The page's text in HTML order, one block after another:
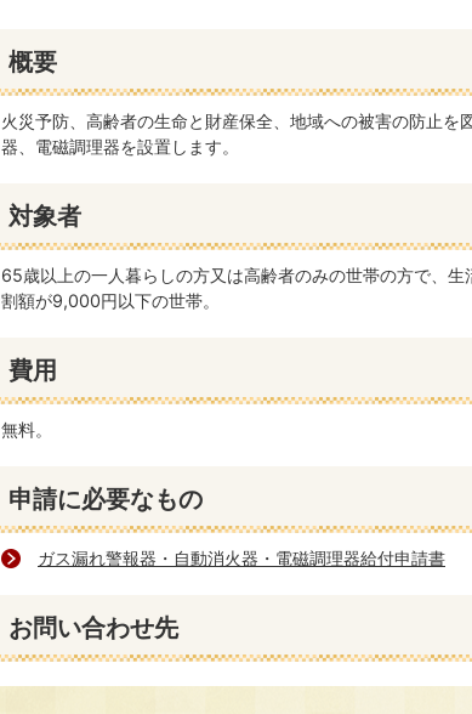
概要
火災予防、高齢者の生命と財産保全、地域への被害の防止を
器、電磁調理器を設置します。
対象者
65歳以上の一人暮らしの方又は高齢者のみの世帯の方で、
割額が9,000円以下の世帯。
費用
無料。
申請に必要なもの
ガス漏れ警報器・自動消火器・電磁調理器給付申請書
お問い合わせ先